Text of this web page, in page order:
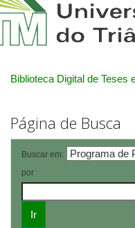
Biblioteca Digital de Teses
Página de Busca
Buscar em:
por